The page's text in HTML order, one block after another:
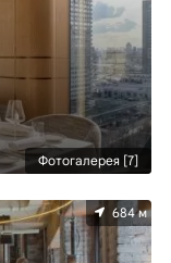
Фотогалерея [7]
684 м